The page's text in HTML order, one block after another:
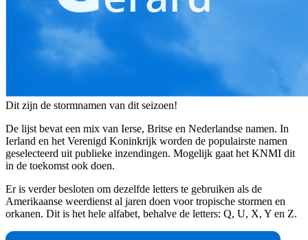
Dit zijn de stormnamen van dit seizoen!
De lijst bevat een mix van Ierse, Britse en Nederlandse namen. In
Ierland en het Verenigd Koninkrijk worden de populairste namen
geselecteerd uit publieke inzendingen. Mogelijk gaat het KNMI dit
in de toekomst ook doen.
Er is verder besloten om dezelfde letters te gebruiken als de
Amerikaanse weerdienst al jaren doen voor tropische stormen en
orkanen. Dit is het hele alfabet, behalve de letters: Q, U, X, Y en Z.